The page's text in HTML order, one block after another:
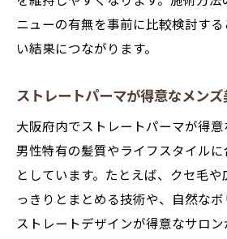
ニューの有無を事前に比較検討す
い結果につながります。
ストレートパーマが得意なメン
大阪府内でストレートパーマが得意
男性特有の髪質やライフスタイル
としています。たとえば、クセ毛
っきりとまとめる技術や、自然な
ストレートデザインが得意なサロン